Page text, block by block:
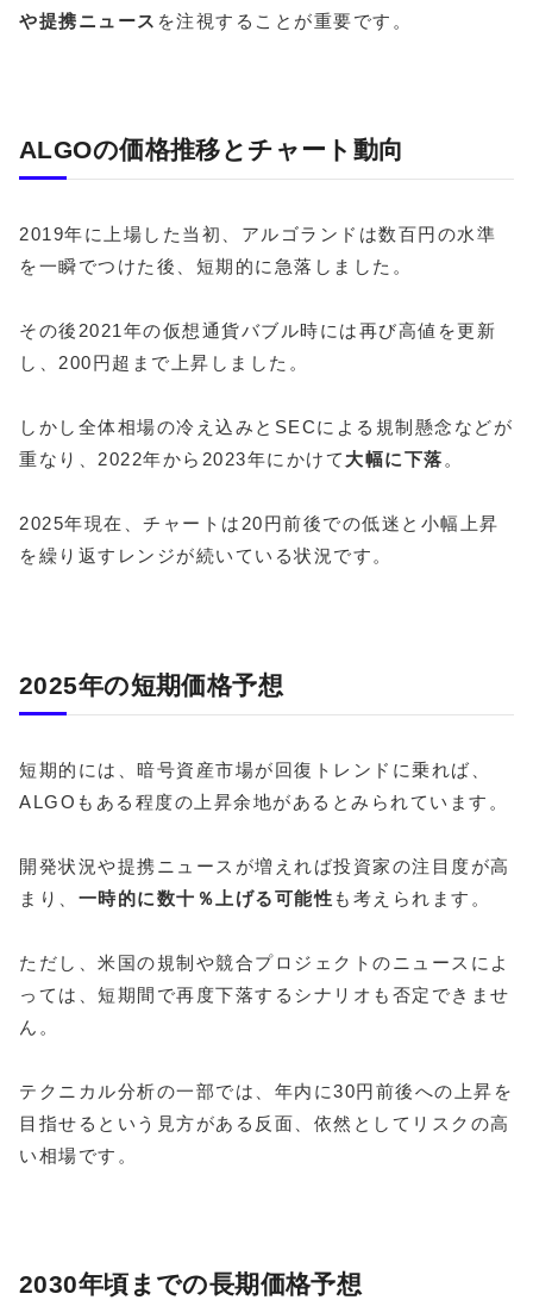
や提携ニュース を注視することが重要です。
ALGOの価格推移とチャート動向
2019年に上場した当初、アルゴランドは数百円の水準
を一瞬でつけた後、短期的に急落しました。
その後2021年の仮想通貨バブル時には再び高値を更新
し、200円超まで上昇しました。
しかし全体相場の冷え込みとSECによる規制懸念などが
重なり、2022年から2023年にかけて 大幅に下落 。
2025年現在、チャートは20円前後での低迷と小幅上昇
を繰り返すレンジが続いている状況です。
2025年の短期価格予想
短期的には、暗号資産市場が回復トレンドに乗れば、
ALGOもある程度の上昇余地があるとみられています。
開発状況や提携ニュースが増えれば投資家の注目度が高
まり、 一時的に数十％上げる可能性 も考えられます。
ただし、米国の規制や競合プロジェクトのニュースによ
っては、短期間で再度下落するシナリオも否定できませ
ん。
テクニカル分析の一部では、年内に30円前後への上昇を
目指せるという見方がある反面、依然としてリスクの高
い相場です。
2030年頃までの長期価格予想